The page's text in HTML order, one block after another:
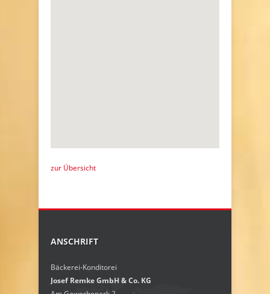
zur Übersicht
ANSCHRIFT
Bäckerei-Konditorei
Josef Remke GmbH & Co. KG